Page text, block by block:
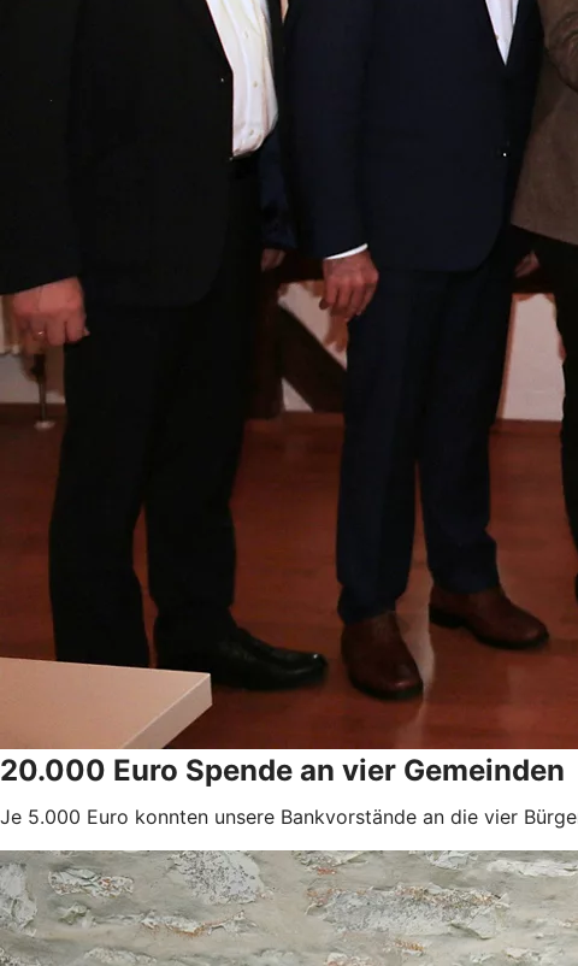
20.000 Euro Spende an vier Gemeinden
Je 5.000 Euro konnten unsere Bankvorstände an die vier